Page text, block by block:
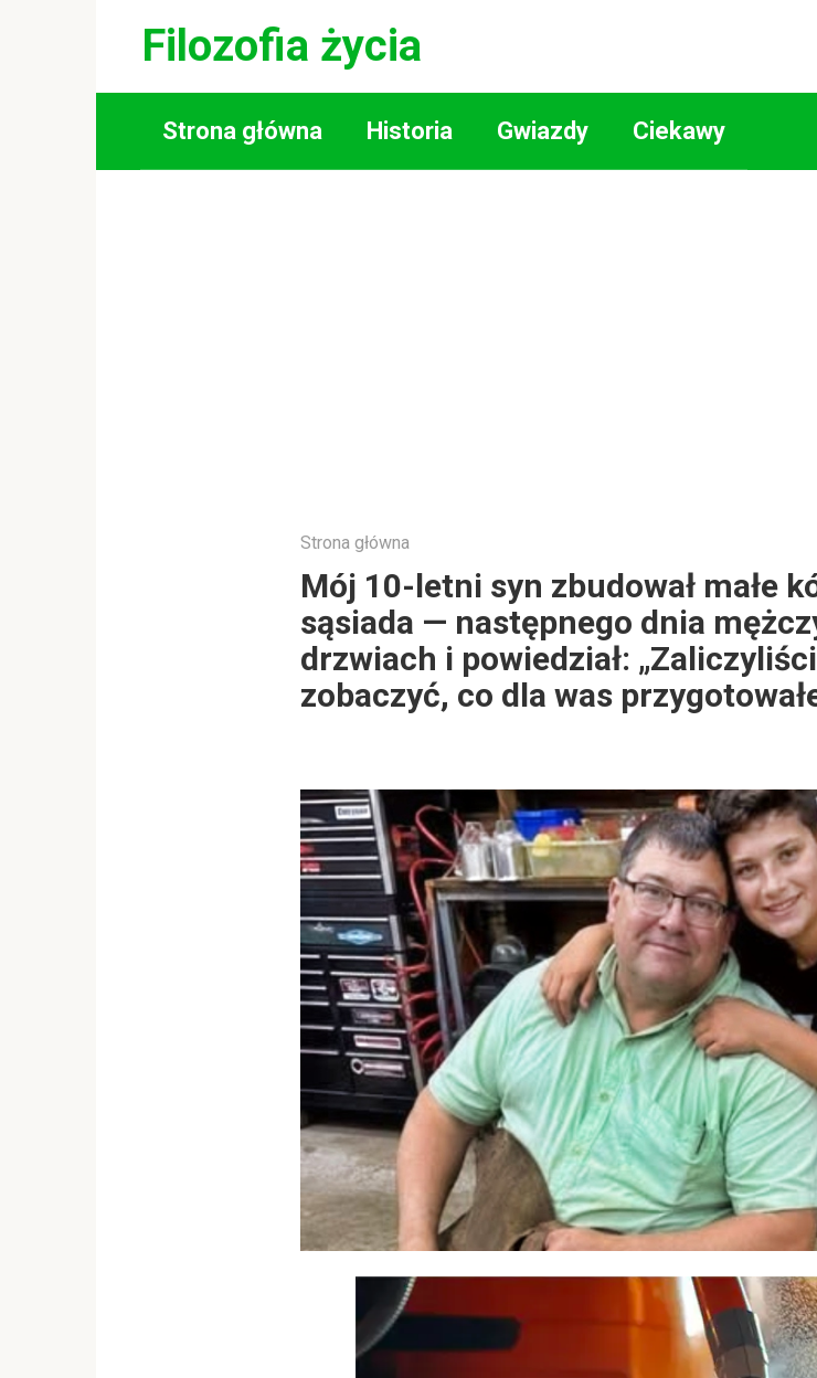
Filozofia życia
Strona główna Historia Gwiazdy Ciekawy
Strona główna
Mój 10-letni syn zbudował małe
sąsiada — następnego dnia
drzwiach i powiedział:
zobaczyć, co dla was